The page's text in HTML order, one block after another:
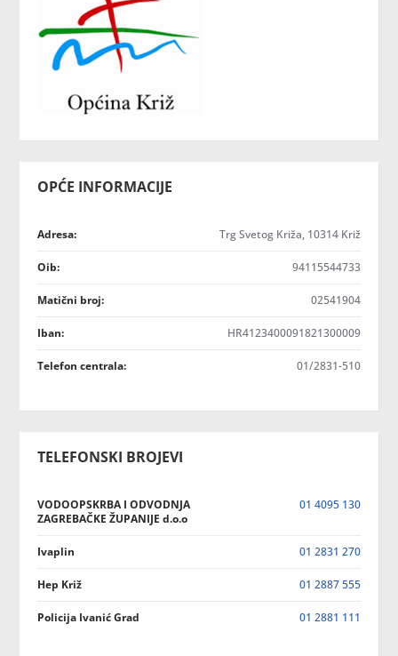
OPĆE INFORMACIJE
Adresa: Trg Svetog Križa, 10314 Križ
Oib: 94115544733
Matični broj: 02541904
Iban: HR4123400091821300009
Telefon centrala: 01/2831-510
TELEFONSKI BROJEVI
VODOOPSKRBA I ODVODNJA
ZAGREBAČKE ŽUPANIJE d.o.o
01 4095 130
Ivaplin 01 2831 270
Hep Križ 01 2887 555
Policija Ivanić Grad 01 2881 111